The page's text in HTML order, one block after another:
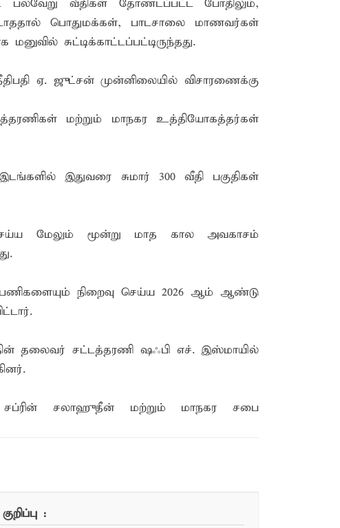
பிளாஸ்ட் கிரிக்கெட் சுற்றுப்போட்டி உத்தியோகபூர்வமாக ஆரம்பம்
அம்பாறையில் விசேட விழிப்புணர்வு
பல்வேறு வீதிகள் தோண்டப்பட்ட போதிலும்,
பொதுமக்கள், பாடசாலை மாணவர்கள்
சுட்டிக்காட்டப்பட்டிருந்தது.
ஏ. ஜுட்சன் முன்னிலையில் விசாரணைக்கு
மற்றும் மாநகர உத்தியோகத்தர்கள்
இதுவரை சுமார் 300 வீதி பகுதிகள்
மேலும் மூன்று மாத கால அவகாசம்
நிறைவு செய்ய 2026 ஆம் ஆண்டு
தலைவர் சட்டத்தரணி ஷஃபி எச். இஸ்மாயில்
சலாஹுதீன் மற்றும் மாநகர சபை
: